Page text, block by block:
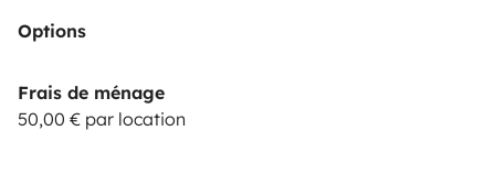
Options
Frais de ménage
50,00 € par location